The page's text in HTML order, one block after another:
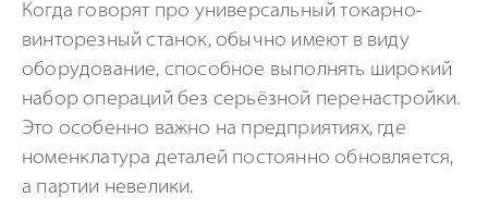
Когда говорят про универсальный токарно-
винторезный станок, обычно имеют в виду
оборудование, способное выполнять широкий
набор операций без серьёзной перенастройки.
Это особенно важно на предприятиях, где
номенклатура деталей постоянно обновляется,
а партии невелики.